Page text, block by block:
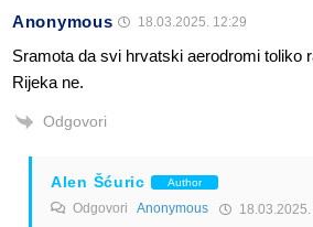
Anonymous 18.03.2025. 12:29
Sramota da svi hrvatski aerodromi toliko
Rijeka ne.
Odgovori
Alen Šćuric Author
Odgovori Anonymous